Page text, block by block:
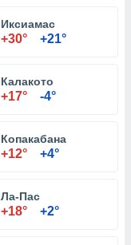
Иксиамас
+30° +21°
Калакото
+17° -4°
Копакабана
+12° +4°
Ла-Пас
+18° +2°